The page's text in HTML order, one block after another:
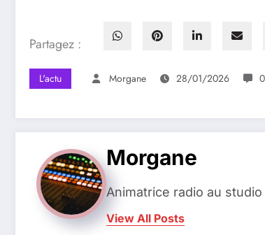
Partagez :
L'actu Morgane 28/01/2026
Morgane
Animatrice radio au
View All Posts